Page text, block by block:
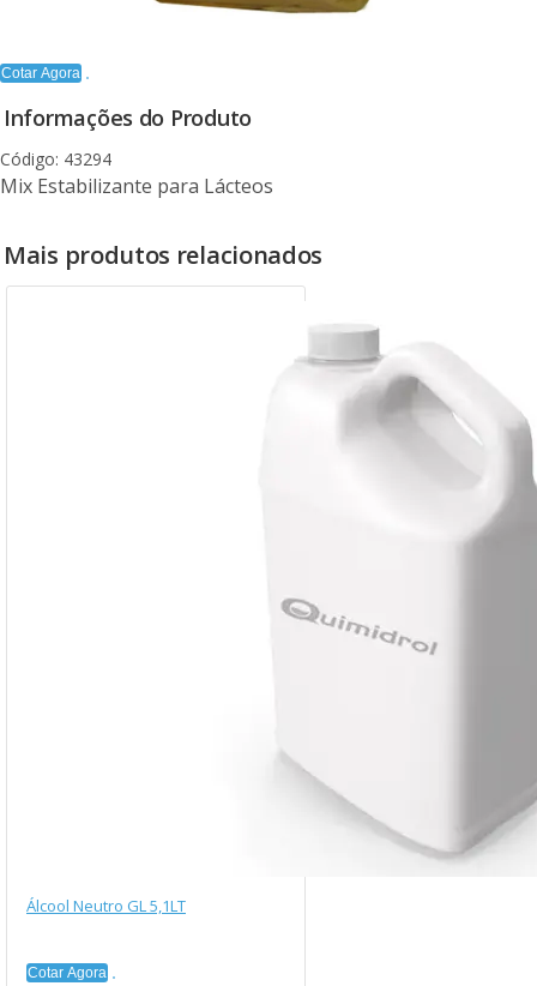
Cotar Agora
Informações do Produto
Código: 43294
Mix Estabilizante para Lácteos
Mais produtos relacionados
Álcool Neutro GL 5,1LT
Cotar Agora